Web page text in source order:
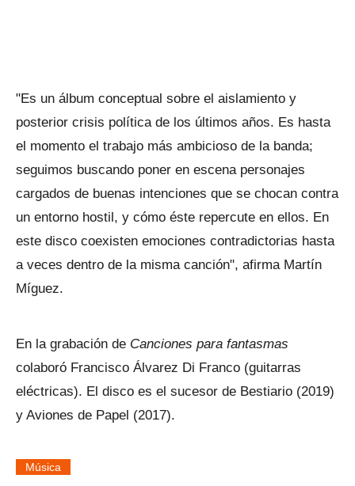
"Es un álbum conceptual sobre el aislamiento y
posterior crisis política de los últimos años. Es hasta
el momento el trabajo más ambicioso de la banda;
seguimos buscando poner en escena personajes
cargados de buenas intenciones que se chocan contra
un entorno hostil, y cómo éste repercute en ellos. En
este disco coexisten emociones contradictorias hasta
a veces dentro de la misma canción", afirma Martín
Míguez.
En la grabación de Canciones para fantasmas
colaboró Francisco Álvarez Di Franco (guitarras
eléctricas). El disco es el sucesor de Bestiario (2019)
y Aviones de Papel (2017).
Música